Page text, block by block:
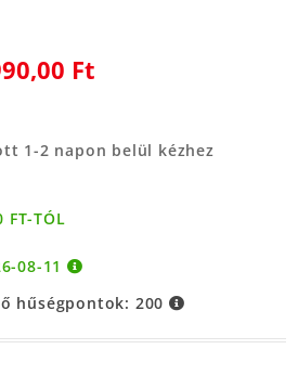
Ft
1-2 napon belül kézhez
FT-TÓL
08-11
hűségpontok: 200